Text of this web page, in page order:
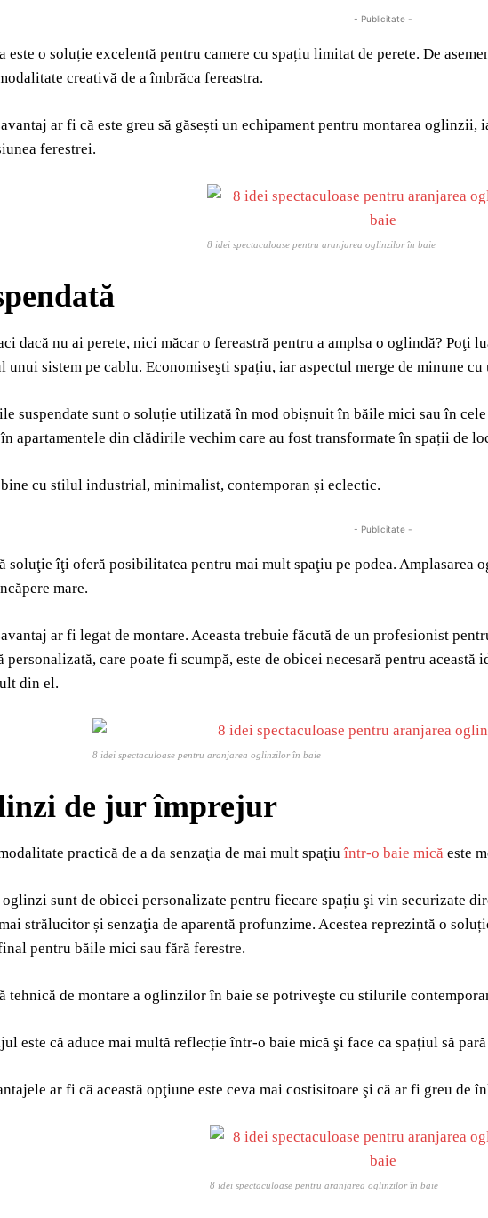
- Publicitate -
este o soluție excelentă pentru camere cu spațiu limitat de perete. De
creativă de a îmbrăca fereastra.
ar fi că este greu să găsești un echipament pentru montarea oglinzii,
ferestrei.
8 idei spectaculoase pentru aranjarea oglinzilor în baie
dacă nu ai perete, nici măcar o fereastră pentru a amplsa o oglindă? Poţi
unui sistem pe cablu. Economiseşti spațiu, iar aspectul merge de minune
suspendate sunt o soluție utilizată în mod obișnuit în băile mici sau în
apartamentele din clădirile vechim care au fost transformate în spații de
cu stilul industrial, minimalist, contemporan și eclectic.
- Publicitate -
soluţie îţi oferă posibilitatea pentru mai mult spaţiu pe podea. Amplasarea
mare.
ar fi legat de montare. Aceasta trebuie făcută de un profesionist
personalizată, care poate fi scumpă, este de obicei necesară pentru
din el.
8 idei spectaculoase pentru aranjarea oglinzilor în baie
de jur împrejur
practică de a da senzaţia de mai mult spaţiu într-o baie mică este
oglinzi sunt de obicei personalizate pentru fiecare spațiu şi vin securizate
strălucitor și senzaţia de aparentă profunzime. Acestea reprezintă o
pentru băile mici sau fără ferestre.
tehnică de montare a oglinzilor în baie se potriveşte cu stilurile
este că aduce mai multă reflecție într-o baie mică şi face ca spațiul să
ar fi că această opţiune este ceva mai costisitoare şi că ar fi greu de
8 idei spectaculoase pentru aranjarea oglinzilor în baie